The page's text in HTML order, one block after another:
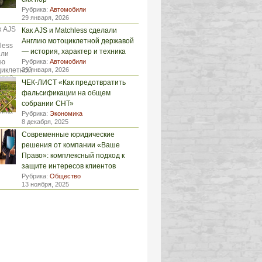
Рубрика: Автомобили
29 января, 2026
Как AJS и Matchless сделали
Англию мотоциклетной державой
— история, характер и техника
Рубрика: Автомобили
29 января, 2026
ЧЕК-ЛИСТ «Как предотвратить
фальсификации на общем
собрании СНТ»
Рубрика: Экономика
8 декабря, 2025
Современные юридические
решения от компании «Ваше
Право»: комплексный подход к
защите интересов клиентов
Рубрика: Общество
13 ноября, 2025